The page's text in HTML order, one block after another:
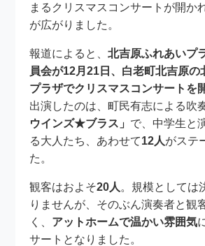
まるクリスマスコンサートが開か
が広がりました。
報道によると、北吉原ふれあいプ
員会が12月21日、白老町北吉原の
プラザでクリスマスコンサートを
出演したのは、町民有志による吹
ウインズ★ブラス」 で、中学生と
る大人たち、あわせて12人がステ
た。
観客はおよそ20人 。規模としては
りませんが、そのぶん演奏者と観
く、 アットホームで温かい雰囲気
サートとなりました。